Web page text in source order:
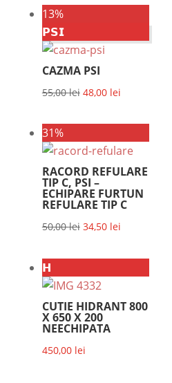
a
672,93 lei.
este:
560,78 lei.
13%
𝗣𝗦𝗜
CAZMA PSI
55,00lei Prețul
a
fost:
48,00 leiPrețul
este:
48,00 lei.
31%
RACORD REFULARE
TIP C, PSI –
ECHIPARE FURTUN
REFULARE TIP C
50,00lei Prețul
a
fost:
34,50 leiPrețul
este:
34,50 lei.
𝗛
CUTIE HIDRANT 800
X 650 X 200
NEECHIPATA
450,00 lei